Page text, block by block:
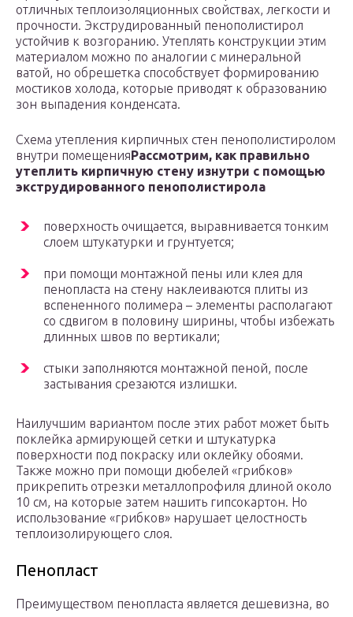
отличных теплоизоляционных свойствах, легкости и
прочности. Экструдированный пенополистирол
устойчив к возгоранию. Утеплять конструкции этим
материалом можно по аналогии с минеральной
ватой, но обрешетка способствует формированию
мостиков холода, которые приводят к образованию
зон выпадения конденсата.
Схема утепления кирпичных стен пенополистиролом
внутри помещенияРассмотрим, как правильно
утеплить кирпичную стену изнутри с помощью
экструдированного пенополистирола
поверхность очищается, выравнивается тонким
слоем штукатурки и грунтуется;
при помощи монтажной пены или клея для
пенопласта на стену наклеиваются плиты из
вспененного полимера – элементы располагают
со сдвигом в половину ширины, чтобы избежать
длинных швов по вертикали;
стыки заполняются монтажной пеной, после
застывания срезаются излишки.
Наилучшим вариантом после этих работ может быть
поклейка армирующей сетки и штукатурка
поверхности под покраску или оклейку обоями.
Также можно при помощи дюбелей «грибков»
прикрепить отрезки металлопрофиля длиной около
10 см, на которые затем нашить гипсокартон. Но
использование «грибков» нарушает целостность
теплоизолирующего слоя.
Пенопласт
Преимуществом пенопласта является дешевизна, во